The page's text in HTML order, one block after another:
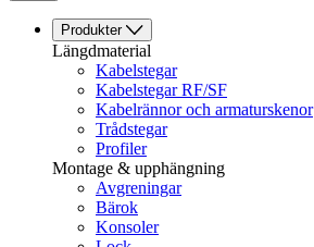
Produkter
Längdmaterial
Kabelstegar
Kabelstegar RF/SF
Kabelrännor och armaturskenor
Trådstegar
Profiler
Montage & upphängning
Avgreningar
Bärok
Konsoler